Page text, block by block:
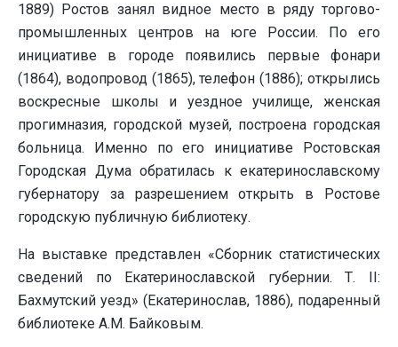
1889) Ростов занял видное место в ряду торгово-
промышленных центров на юге России. По его
инициативе в городе появились первые фонари
(1864), водопровод (1865), телефон (1886); открылись
воскресные школы и уездное училище, женская
прогимназия, городской музей, построена городская
больница. Именно по его инициативе Ростовская
Городская Дума обратилась к екатеринославскому
губернатору за разрешением открыть в Ростове
городскую публичную библиотеку.
На выставке представлен «Сборник статистических
сведений по Екатеринославской губернии. Т. II:
Бахмутский уезд» (Екатеринослав, 1886), подаренный
библиотеке А.М. Байковым.